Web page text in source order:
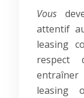
Vous
attentif
leasing
respect
leasing